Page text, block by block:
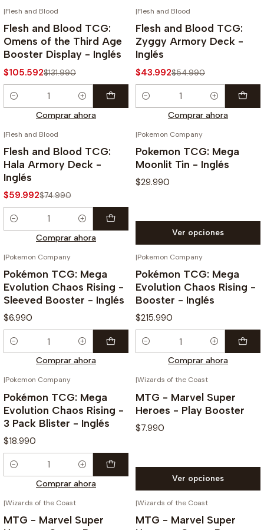
-20%
|Flesh and Blood
Flesh and Blood TCG:
Omens of the Third Age
Booster Display - Inglés
$105.592$131.990
Cantidad
Comprar ahora
-20%
|Flesh and Blood
Flesh and Blood TCG:
Zyggy Armory Deck -
Inglés
$43.992$54.990
Cantidad
Comprar ahora
-20%
|Flesh and Blood
Flesh and Blood TCG:
Hala Armory Deck -
Inglés
$59.992$74.990
Cantidad
Comprar ahora
|Pokemon Company
Pokemon TCG: Mega
Moonlit Tin - Inglés
$29.990
Ver opciones
|Pokemon Company
Pokémon TCG: Mega
Evolution Chaos Rising -
Sleeved Booster - Inglés
$6.990
Cantidad
Comprar ahora
|Pokemon Company
Pokémon TCG: Mega
Evolution Chaos Rising -
Booster - Inglés
$215.990
Cantidad
Comprar ahora
|Pokemon Company
Pokémon TCG: Mega
Evolution Chaos Rising -
3 Pack Blister - Inglés
$18.990
Cantidad
Comprar ahora
|Wizards of the Coast
MTG - Marvel Super
Heroes - Play Booster
$7.990
Ver opciones
-10%
|Wizards of the Coast
MTG - Marvel Super
-10%
|Wizards of the Coast
MTG - Marvel Super